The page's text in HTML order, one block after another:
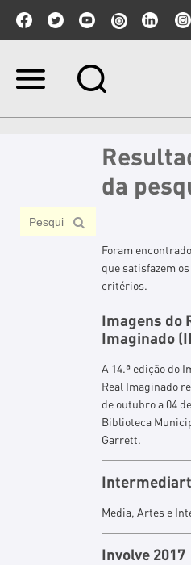
Ir
da
Foram
que satisfazem
critérios.
Imagens do
Imaginado
A 14.ª edição do
Real Imaginado
de outubro a 04
Biblioteca
Garrett.
Media, Artes e
Involve 2017